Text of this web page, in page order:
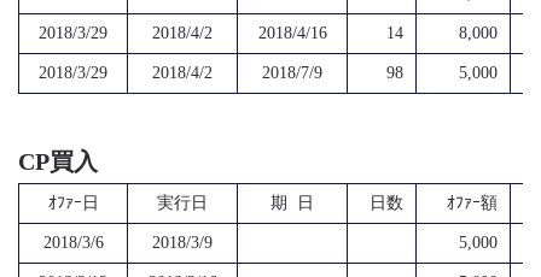
2018/3/29 2018/4/2 2018/4/16 14 8,000
2018/3/29 2018/4/2 2018/7/9 98 5,000
CP買入
ｵﾌｧｰ日 実行日 期 日 日数 ｵﾌｧｰ額
2018/3/6 2018/3/9 5,000